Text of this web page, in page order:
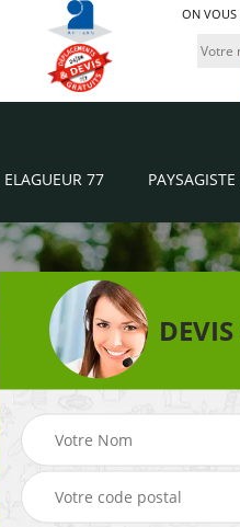
ON VOUS
ELAGUEUR 77
Paysagiste 77